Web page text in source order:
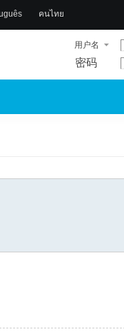
คนไทย
用户名
密码